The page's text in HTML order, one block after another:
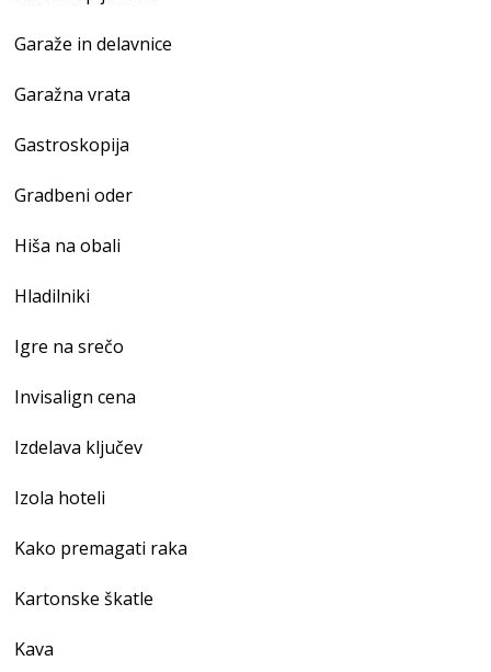
Garaže in delavnice
Garažna vrata
Gastroskopija
Gradbeni oder
Hiša na obali
Hladilniki
Igre na srečo
Invisalign cena
Izdelava ključev
Izola hoteli
Kako premagati raka
Kartonske škatle
Kava